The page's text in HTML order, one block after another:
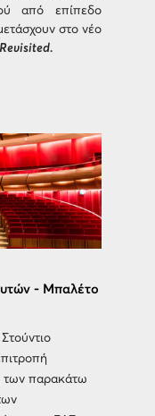
από επίπεδο
στο νέο
- Μπαλέτο
των παρακάτω